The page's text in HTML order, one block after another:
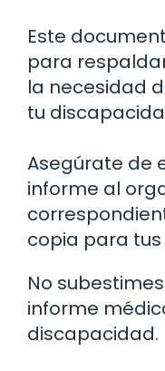
Este
para
la necesidad
tu
Asegúrate de
informe al
copia para
No
informe
discapacidad.